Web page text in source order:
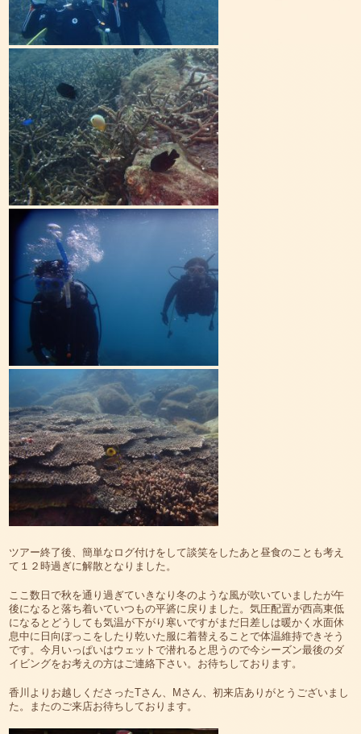
ツアー終了後、簡単なログ付けをして談笑をしたあと昼食のことも考え
て１２時過ぎに解散となりました。
ここ数日で秋を通り過ぎていきなり冬のような風が吹いていましたが午
後になると落ち着いていつもの平碆に戻りました。気圧配置が西高東低
になるとどうしても気温が下がり寒いですがまだ日差しは暖かく水面休
息中に日向ぼっこをしたり乾いた服に着替えることで体温維持できそう
です。今月いっぱいはウェットで潜れると思うので今シーズン最後のダ
イビングをお考えの方はご連絡下さい。お待ちしております。
香川よりお越しくださったTさん、Mさん、初来店ありがとうございまし
た。またのご来店お待ちしております。